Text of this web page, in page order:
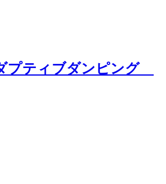
プティブダンピング